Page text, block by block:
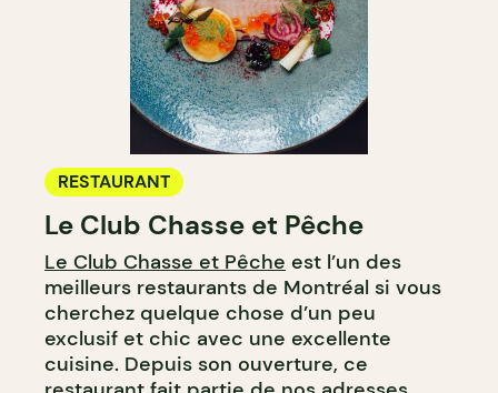
RESTAURANT
Le Club Chasse et Pêche
Le Club Chasse et Pêche est l’un des
meilleurs restaurants de Montréal si vous
cherchez quelque chose d’un peu
exclusif et chic avec une excellente
cuisine. Depuis son ouverture, ce